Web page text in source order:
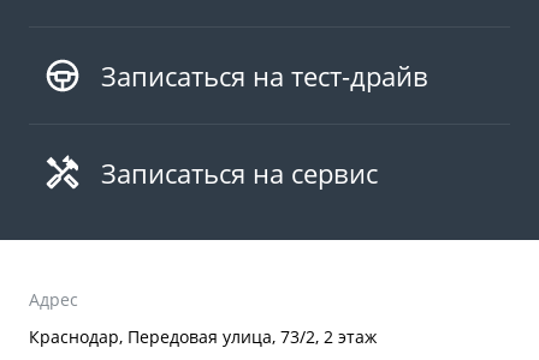
Записаться на тест-драйв
Записаться на сервис
Адрес
Краснодар, Передовая улица, 73/2, 2 этаж